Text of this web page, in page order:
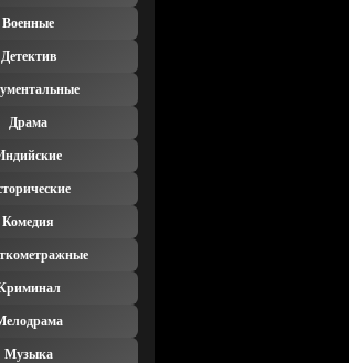
Военные
Детектив
Драма
Комедия
Музыка